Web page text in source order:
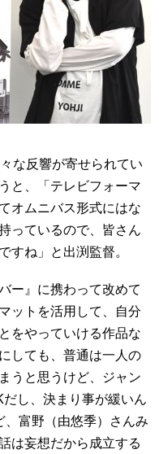
な反響が寄せられてい
と、「テレビフォーマ
オムニバス形式にはな
っているので、皆さん
ね」と出渕監督。
ー』に携わって改めて
ットを活用して、自分
をやっていける作品な
しても、普通は一人の
うと思うけど、ジャン
し、決まり事が緩いん
富野（由悠季）さんみ
は妄想だから成立する